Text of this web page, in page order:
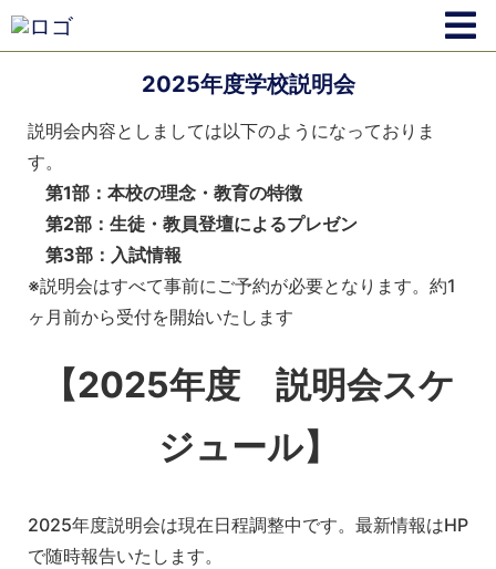
2025年度学校説明会
説明会内容としましては以下のようになっておりま
す。
第1部：本校の理念・教育の特徴
第2部：生徒・教員登壇によるプレゼン
第3部：入試情報
※説明会はすべて事前にご予約が必要となります。約1
ヶ月前から受付を開始いたします
【2025年度 説明会スケ
ジュール】
2025年度説明会は現在日程調整中です。最新情報はHP
で随時報告いたします。